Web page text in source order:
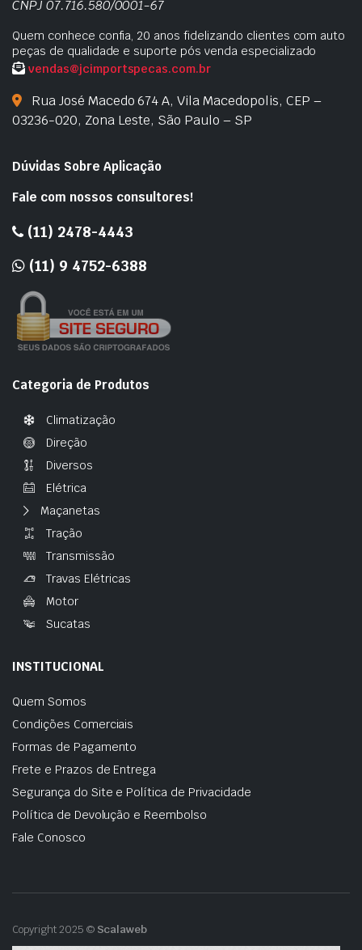
CNPJ 07.716.580/0001-67
Quem conhece confia, 20 anos fidelizando clientes com auto
peças de qualidade e suporte pós venda especializado
vendas@jcimportspecas.com.br
Rua José Macedo 674 A, Vila Macedopolis, CEP –
03236-020, Zona Leste, São Paulo – SP
Dúvidas Sobre Aplicação
Fale com nossos consultores!
(11) 2478-4443
(11) 9 4752-6388
Categoria de Produtos
Climatização
Direção
Diversos
Elétrica
Maçanetas
Tração
Transmissão
Travas Elétricas
Motor
Sucatas
INSTITUCIONAL
Quem Somos
Condições Comerciais
Formas de Pagamento
Frete e Prazos de Entrega
Segurança do Site e Política de Privacidade
Política de Devolução e Reembolso
Fale Conosco
Copyright 2025 © Scalaweb